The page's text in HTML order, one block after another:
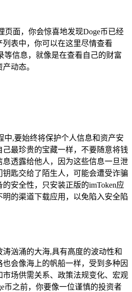
页面，你会惊喜地发现Doge币已经
表中，你可以在这里尽情查看
等信息，就像是在查看自己的财富
动态。
中,要始终将保护个人信息和资产安
最珍贵的宝藏一样，不要随意将钱
透露给他人，因为这些信息一旦泄
匙交给了陌生人，可能会遭受诈骗
安全性，只安装正版的imToken应
的渠道下载应用，以免陷入安全陷
汹涌的大海,具有高度的波动性和
会像海上的帆船一样，受到多种因
场供需关系、政策法规变化、宏观
币之前，你要像一位谨慎的投资者